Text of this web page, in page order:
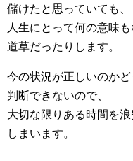
儲けたと思っていても、
人生にとって何の意味も
道草だったりします。
今の状況が正しいのかど
判断できないので、
大切な限りある時間を浪
しまいます。